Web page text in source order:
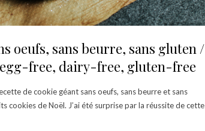
oeufs, sans beurre, sans gluten /
free, dairy-free, gluten-free
de cookie géant sans oeufs, sans beurre et sans
cookies de Noël. J’ai été surprise par la réussite de cette